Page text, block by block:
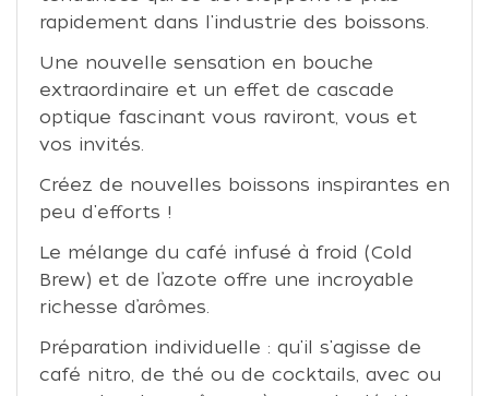
rapidement dans l'industrie des boissons.
Une nouvelle sensation en bouche
extraordinaire et un effet de cascade
optique fascinant vous raviront, vous et
vos invités.
Créez de nouvelles boissons inspirantes en
peu d'efforts !
Le mélange du café infusé à froid (Cold
Brew) et de l’azote offre une incroyable
richesse d’arômes.
Préparation individuelle : qu'il s'agisse de
café nitro, de thé ou de cocktails, avec ou